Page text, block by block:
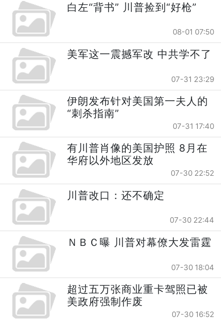
白左“背书” 川普捡到“好枪”
08-01 07:50
美军这一震撼军改 中共学不了
07-31 23:29
伊朗发布针对美国第一夫人的
“刺杀指南”
07-31 17:40
有川普肖像的美国护照 8月在
华府以外地区发放
07-30 22:52
川普改口：还不确定
07-30 22:44
ＮＢＣ曝 川普对幕僚大发雷霆
07-30 18:04
超过五万张商业重卡驾照已被
美政府强制作废
07-30 16:52